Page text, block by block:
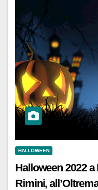
HALLOWEEN
Halloween 2022
Rimini,